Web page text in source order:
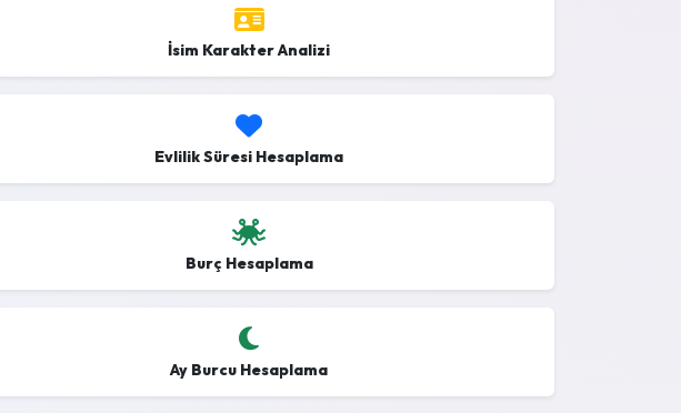
İsim Karakter Analizi
Evlilik Süresi Hesaplama
Burç Hesaplama
Ay Burcu Hesaplama